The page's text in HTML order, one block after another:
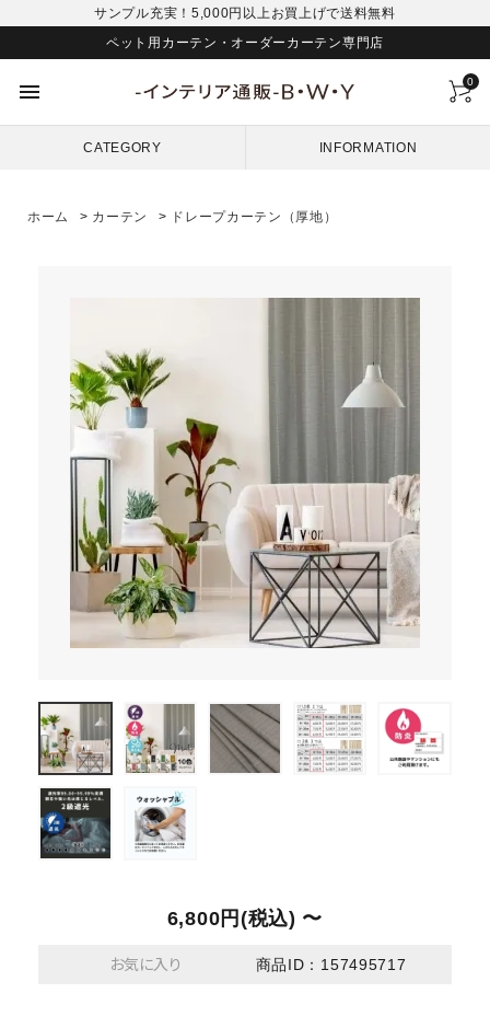
サンプル充実！5,000円以上お買上げで送料無料
ペット用カーテン・オーダーカーテン専門店
menu 0
CATEGORY INFORMATION
ホーム > カーテン > ドレープカーテン（厚地）
6,800円(税込) 〜
お気に入り 商品ID：157495717